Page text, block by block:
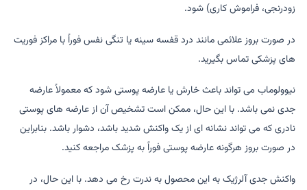
زودرنجی، فراموش کاری) شود.
در صورت بروز علائمی مانند درد قفسه سینه یا تنگی نفس فوراً با مراکز فوریت
های پزشکی تماس بگیرید.
نیوولوماب می تواند باعث خارش یا عارضه پوستی شود که معمولاً عارضه
جدی نمی باشد. با این حال، ممکن است تشخیص آن از عارضه های پوستی
نادری که می تواند نشانه ای از یک واکنش شدید باشد، دشوار باشد. بنابراین
در صورت بروز هرگونه عارضه پوستی فوراً به پزشک مراجعه کنید.
واکنش جدی آلرژیک به این محصول به ندرت رخ می دهد. با این حال، در